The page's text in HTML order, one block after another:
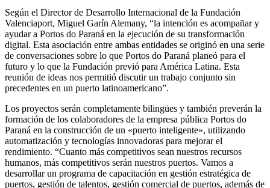
Según el Director de Desarrollo Internacional de la Fundación
Valenciaport, Miguel Garín Alemany, “la intención es acompañar y
ayudar a Portos do Paraná en la ejecución de su transformación
digital. Esta asociación entre ambas entidades se originó en una serie
de conversaciones sobre lo que Portos do Paraná planeó para el
futuro y lo que la Fundación previó para América Latina. Esta
reunión de ideas nos permitió discutir un trabajo conjunto sin
precedentes en un puerto latinoamericano”.
Los proyectos serán completamente bilingües y también preverán la
formación de los colaboradores de la empresa pública Portos do
Paraná en la construcción de un «puerto inteligente», utilizando
automatización y tecnologías innovadoras para mejorar el
rendimiento. “Cuanto más competitivos sean nuestros recursos
humanos, más competitivos serán nuestros puertos. Vamos a
desarrollar un programa de capacitación en gestión estratégica de
puertos, gestión de talentos, gestión comercial de puertos, además de